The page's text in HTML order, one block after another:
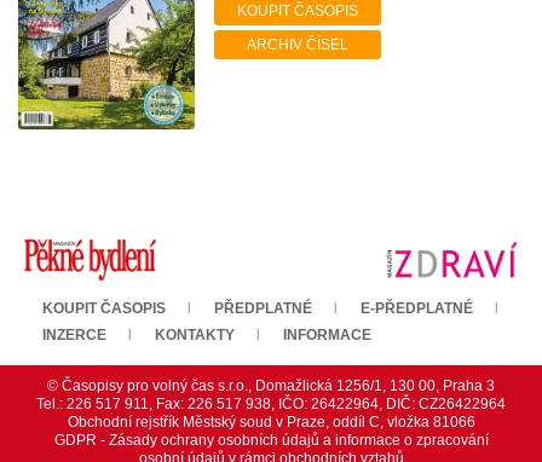
KOUPIT ČASOPIS
ARCHIV ČÍSEL
KOUPIT ČASOPIS PŘEDPLATNÉ
E-PŘEDPLATNÉ
INZERCE
KONTAKTY INFORMACE
© Časopisy pro volný čas s.r.o., Domažlická 1256/1, 130 00, Praha 3
Tel.: 226 517 911, Fax: 226 517 938, IČO: 26422964, DIČ: CZ26422964
Obchodní rejstřík Městský soud v Praze, oddíl C, vložka 81066
GDPR - Zásady ochrany osobních údajů a informace o zpracování
osobní údajů v rámci obchodních vztahů